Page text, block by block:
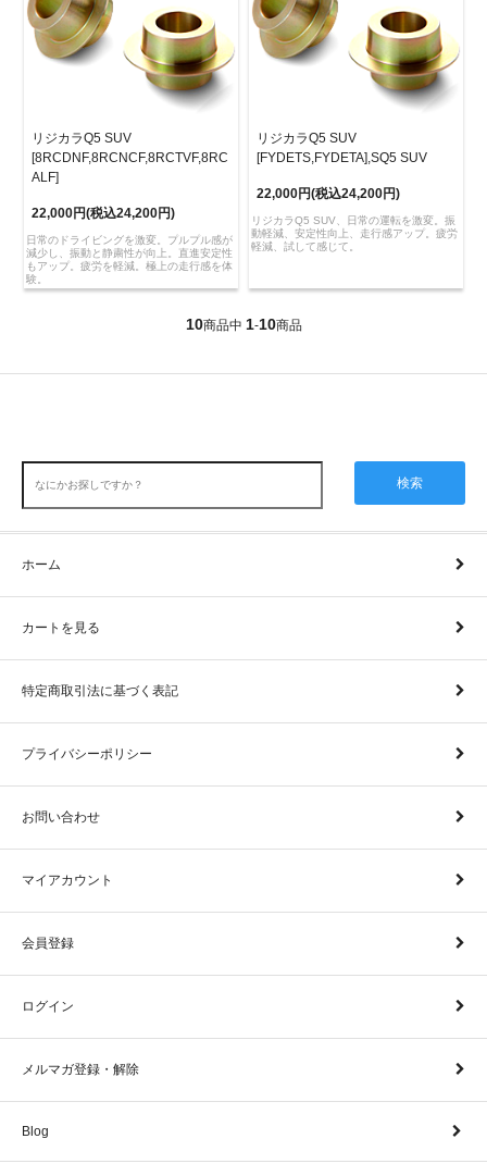
リジカラQ5 SUV
[8RCDNF,8RCNCF,8RCTVF,8RC
ALF]
22,000円(税込24,200円)
日常のドライビングを激変。プルプル感が
減少し、振動と静粛性が向上。直進安定性
もアップ。疲労を軽減。極上の走行感を体
験。
リジカラQ5 SUV
[FYDETS,FYDETA],SQ5 SUV
22,000円(税込24,200円)
リジカラQ5 SUV、日常の運転を激変。振
動軽減、安定性向上、走行感アップ。疲労
軽減、試して感じて。
10商品中 1-10商品
検索
ホーム
カートを見る
特定商取引法に基づく表記
プライバシーポリシー
お問い合わせ
マイアカウント
会員登録
ログイン
メルマガ登録・解除
Blog